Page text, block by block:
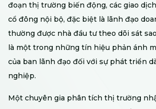
đoạn thị trường biến động, các giao
cổ đông nội bộ, đặc biệt là lãnh đạo
thường được nhà đầu tư theo dõi sát
là một trong những tín hiệu phản ánh
của ban lãnh đạo đối với sự phát triển
nghiệp.
Một chuyên gia phân tích thị trường